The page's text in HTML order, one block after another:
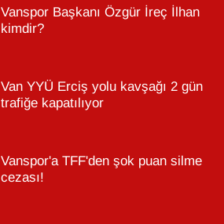
Vanspor Başkanı Özgür İreç İlhan
kimdir?
Van YYÜ Erciş yolu kavşağı 2 gün
trafiğe kapatılıyor
Vanspor'a TFF'den şok puan silme
cezası!